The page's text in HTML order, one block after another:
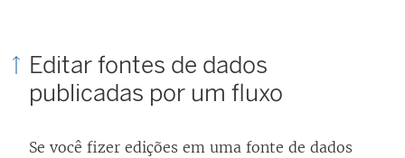
Editar fontes de dados
publicadas por um fluxo
Se você fizer edições em uma fonte de dados